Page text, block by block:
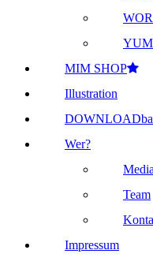
MIM SHOP
Illustration
Wer?
Team
Impressum